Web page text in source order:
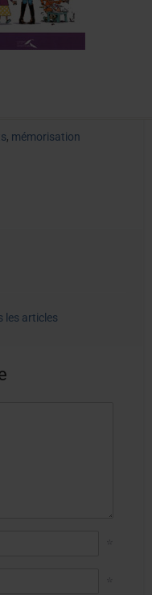
, mémorisation
les articles